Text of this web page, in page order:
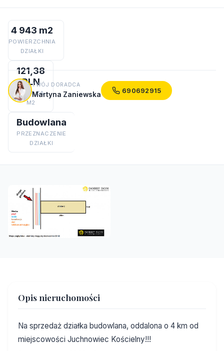
4 943 m2
POWIERZCHNIA
DZIAŁKI
121,38
PLN
CENA ZA
M2
Budowlana
PRZEZNACZENIE
DZIAŁKI
TWÓJ DORADCA
Martyna Zaniewska 690692915
Opis nieruchomości
Na sprzedaż działka budowlana, oddalona o 4 km od
miejscowości Juchnowiec Kościelny!!!